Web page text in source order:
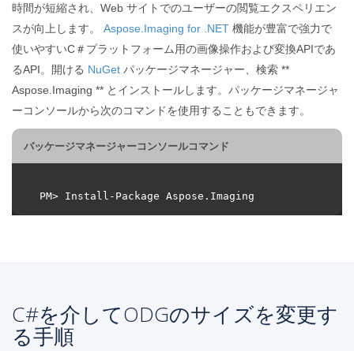
時間が短縮され、Web サイトでのユーザーの閲覧エクスペリエン
スが向上します。 Aspose.Imaging for .NET 機能が豊富で強力で
使いやすいC＃プラットフォーム用の画像操作および変換APIであ
るAPI。開ける NuGet パッケージマネージャー、検索 **
Aspose.Imaging ** とインストールします。パッケージマネージャ
ーコンソールから次のコマンドを使用することもできます。
パッケージマネージャーコンソールコマンド
C#を介してODGのサイズを変更す
る手順